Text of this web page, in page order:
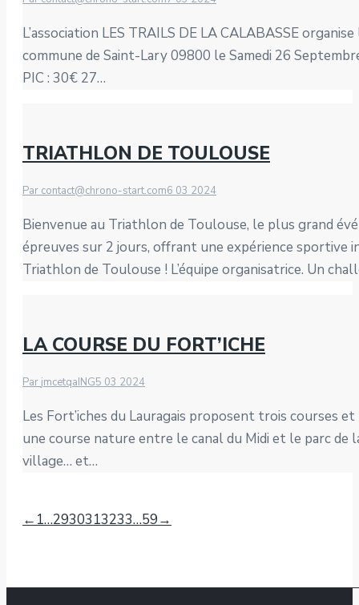
L’association LES TRAILS DE LA CALABASSE
commune de Saint-Lary 09800 le Samedi 26
PIC : 30€ 27…
TRIATHLON DE TOULOUSE
Par contact@chrono-start.com6 03 2024
Bienvenue au Triathlon de Toulouse, le plus grand
épreuves sur 2 jours, offrant une expérience sportive
Triathlon de Toulouse ! L’équipe organisatrice. Un
LA COURSE DU FORT’ICHE
Par jmcetqaING5 03 2024
Les Fort’iches du Lauragais proposent trois courses
une course nature entre le canal du Midi et le parc de
village… et…
← 1…2930313233…59→